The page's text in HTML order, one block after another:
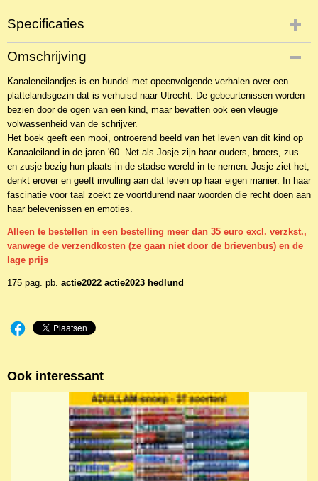
Specificaties
Productcode
NBKR-9105
EAN code
9789082229301
Omschrijving
Kanaleneilandjes is en bundel met opeenvolgende verhalen over een
plattelandsgezin dat is verhuisd naar Utrecht. De gebeurtenissen worden
bezien door de ogen van een kind, maar bevatten ook een vleugje
volwassenheid van de schrijver.
Het boek geeft een mooi, ontroerend beeld van het leven van dit kind op
Kanaaleiland in de jaren '60. Net als Josje zijn haar ouders, broers, zus
en zusje bezig hun plaats in de stadse wereld in te nemen. Josje ziet het,
denkt erover en geeft invulling aan dat leven op haar eigen manier. In haar
fascinatie voor taal zoekt ze voortdurend naar woorden die recht doen aan
haar belevenissen en emoties.
Alleen te bestellen in een bestelling meer dan 35 euro excl. verzkst.,
vanwege de verzendkosten (ze gaan niet door de brievenbus) en de
lage prijs
175 pag. pb. actie2022 actie2023 hedlund
Ook interessant